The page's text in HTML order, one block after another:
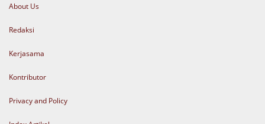
About Us
Redaksi
Kerjasama
Kontributor
Privacy and Policy